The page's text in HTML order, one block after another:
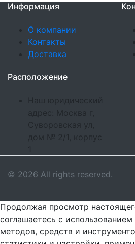
Информация
О компании
Контакты
Доставка
Расположение
Наш юридический
адрес: Москва г,
Суворовская ул,
дом № 2/1, корпус
© 2026 All rights reserved.
Продолжая просмотр
соглашаетесь с
методов, средств и